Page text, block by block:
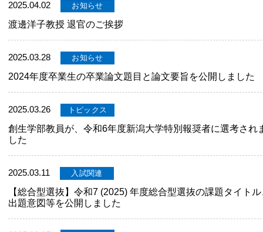
2025.04.02 お知らせ
渡邊洋子教授 退官のご挨拶
2025.03.28 お知らせ
2024年度卒業生の卒業論文題目と論文要旨を公開しました
2025.03.26 トピックス
創生学部教員が、令和6年度新潟大学特別報奨者に選考され
した
2025.03.11 入試関連
【総合型選抜】令和7 (2025) 年度総合型選抜の課題タイト
出題意図等を公開しました